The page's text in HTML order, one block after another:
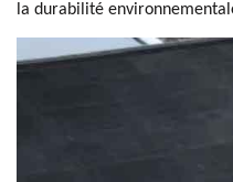
la durabilité